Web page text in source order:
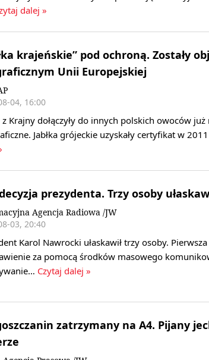
dalej »
krajeńskie” pod ochroną. Zostały
Unii Europejskiej
04, 16:00
z Krajny dołączyły do innych polskich owoców
Jabłka grójeckie uzyskały certyfikat w 2011
prezydenta. Trzy osoby
Agencja Radiowa /JW
03, 20:40
Karol Nawrocki ułaskawił trzy osoby.
za pomocą środków masowego
Czytaj dalej »
zatrzymany na A4. Pijany